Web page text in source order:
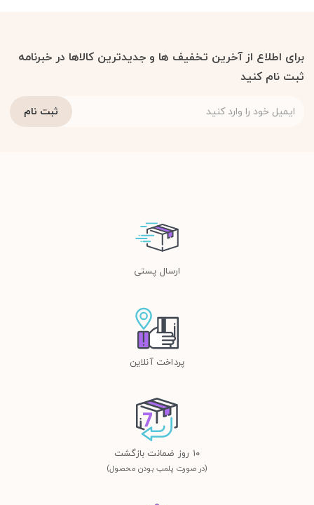
برای اطلاع از آخرین تخفیف ها و جدیدترین کالاها در خبرنامه
ثبت نام کنید
ارسال پستی
پرداخت آنلاین
١٠ روز ضمانت بازگشت
(در صورت پلمب بودن محصول)